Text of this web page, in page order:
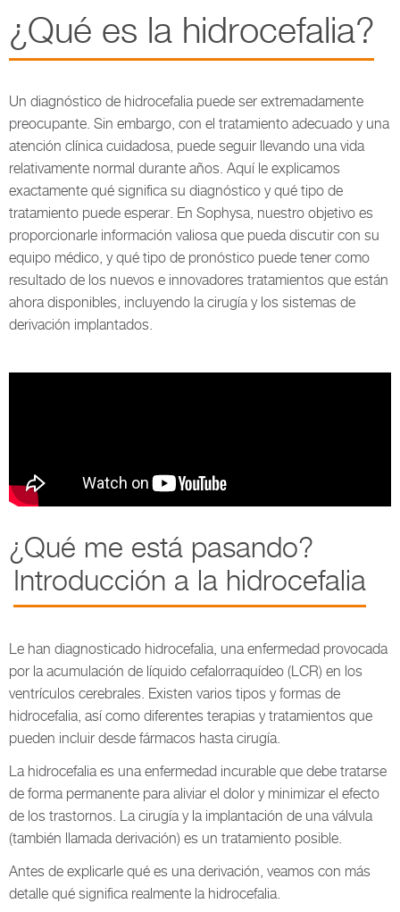
¿Qué es la hidrocefalia?
Un diagnóstico de hidrocefalia puede ser extremadamente
preocupante. Sin embargo, con el tratamiento adecuado y una
atención clínica cuidadosa, puede seguir llevando una vida
relativamente normal durante años. Aquí le explicamos
exactamente qué significa su diagnóstico y qué tipo de
tratamiento puede esperar. En Sophysa, nuestro objetivo es
proporcionarle información valiosa que pueda discutir con su
equipo médico, y qué tipo de pronóstico puede tener como
resultado de los nuevos e innovadores tratamientos que están
ahora disponibles, incluyendo la cirugía y los sistemas de
derivación implantados.
¿Qué me está pasando?
Introducción a la hidrocefalia
Le han diagnosticado hidrocefalia, una enfermedad provocada
por la acumulación de líquido cefalorraquídeo (LCR) en los
ventrículos cerebrales. Existen varios tipos y formas de
hidrocefalia, así como diferentes terapias y tratamientos que
pueden incluir desde fármacos hasta cirugía.
La hidrocefalia es una enfermedad incurable que debe tratarse
de forma permanente para aliviar el dolor y minimizar el efecto
de los trastornos. La cirugía y la implantación de una válvula
(también llamada derivación) es un tratamiento posible.
Antes de explicarle qué es una derivación, veamos con más
detalle qué significa realmente la hidrocefalia.